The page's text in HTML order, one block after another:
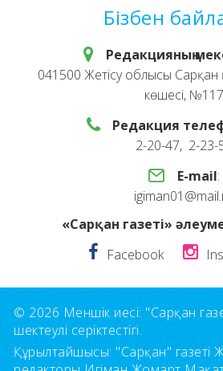
Бізбен
Редакцияның
041500 Жетісу облысы Сарқан
көшесі, №117
Редакция
2-20-47, 2-23-
E-mail:
«Сарқан газеті»
Facebook
© 2026 Меншік иесі: "Сарқан
шектеулі серіктестігі.
Құрылтайшысы: "Сарқан"